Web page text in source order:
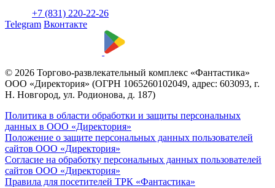
+7 (831) 220-22-26
Telegram Вконтакте
© 2026 Торгово-развлекательный комплекс «Фантастика»
ООО «Директория» (ОГРН 1065260102049, адрес: 603093, г.
Н. Новгород, ул. Родионова, д. 187)
Политика в области обработки и защиты персональных
данных в ООО «Директория»
Положение о защите персональных данных пользователей
сайтов ООО «Директория»
Согласие на обработку персональных данных пользователей
сайтов ООО «Директория»
Правила для посетителей ТРК «Фантастика»